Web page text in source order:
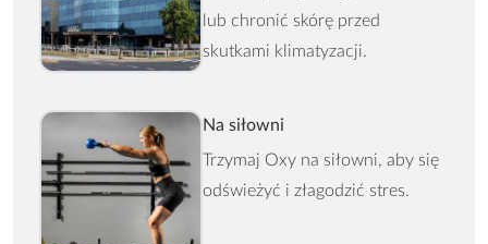
lub chronić skórę przed
skutkami klimatyzacji.
Na siłowni
Trzymaj Oxy na siłowni, aby się
odświeżyć i złagodzić stres.